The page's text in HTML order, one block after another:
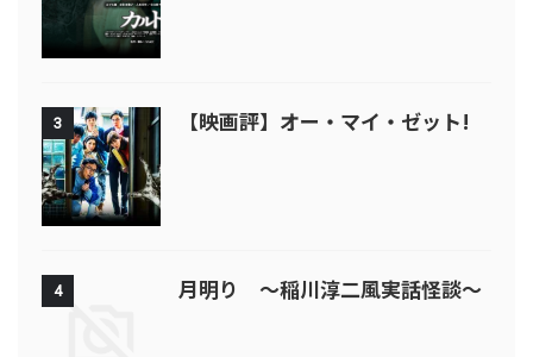
3 【映画評】オー・マイ・ゼット!
4 月明り ～稲川淳二風実話怪談～